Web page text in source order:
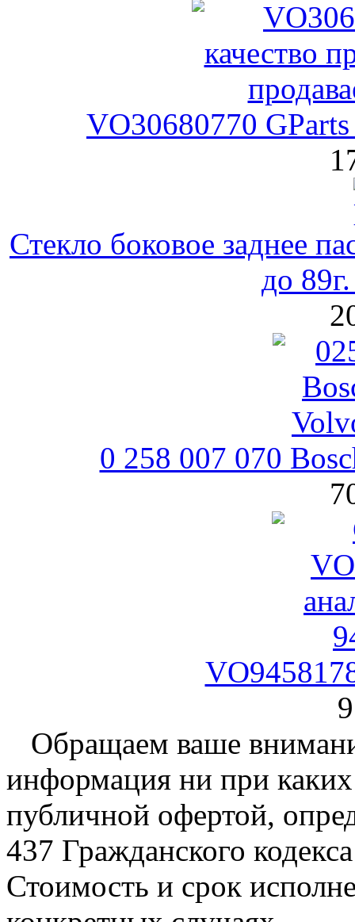
VO30680770
Стекло боковое заднее
до
0 258 007 070
Обращаем ваше
информация ни при каких
публичной офертой,
437 Гражданского
Стоимость и срок